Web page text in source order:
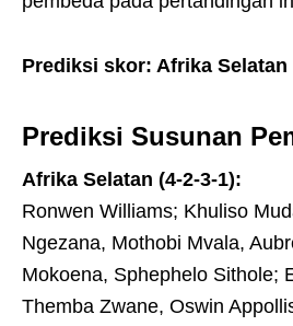
Prediksi skor: Afrika Selatan
Prediksi Susunan
Afrika Selatan (4-2-3-1):
Ronwen Williams; Khuliso
Ngezana, Mothobi Mvala,
Mokoena, Sphephelo Sithole;
Themba Zwane, Oswin